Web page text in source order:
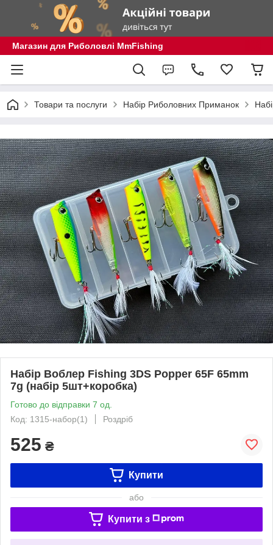
Магазин для Риболовлі MmFishing
Товари та послуги Набір Риболовних Приманок
Набір Воблер Fishing 3DS Popper 65F 65mm
7g (набір 5шт+коробка)
Готово до відправки 7 од.
Код: 1315-набор(1)
Роздріб
525 ₴
Купити
або
Купити з